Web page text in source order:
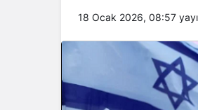
18 Ocak 2026, 08:57